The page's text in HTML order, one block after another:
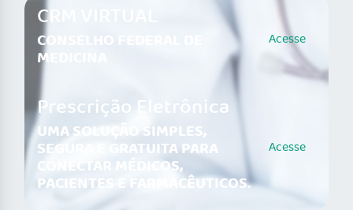
CRM VIRTUAL
CONSELHO FEDERAL DE
MEDICINA
Acesse
Prescrição Eletrônica
UMA SOLUÇÃO SIMPLES,
SEGURA E GRATUITA PARA
CONECTAR MÉDICOS,
PACIENTES E FARMACÊUTICOS.
Acesse